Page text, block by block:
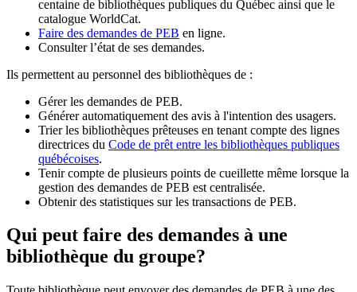
centaine de bibliothèques publiques du Québec ainsi que le
catalogue WorldCat.
Faire des demandes de PEB en ligne.
Consulter l’état de ses demandes.
Ils permettent au personnel des bibliothèques de :
Gérer les demandes de PEB.
Générer automatiquement des avis à l'intention des usagers.
Trier les bibliothèques prêteuses en tenant compte des lignes
directrices du Code de prêt entre les bibliothèques publiques
québécoises.
Tenir compte de plusieurs points de cueillette même lorsque la
gestion des demandes de PEB est centralisée.
Obtenir des statistiques sur les transactions de PEB.
Qui peut faire des demandes à une
bibliothèque du groupe?